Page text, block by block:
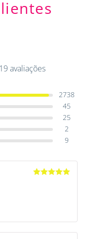
avaliações
2738
45
25
2
9